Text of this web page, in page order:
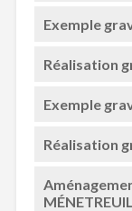
Exemple
Réalisation
Exemple
Réalisation
MÉNETREUIL